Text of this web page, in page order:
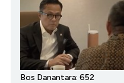
Bos Danantara: 652